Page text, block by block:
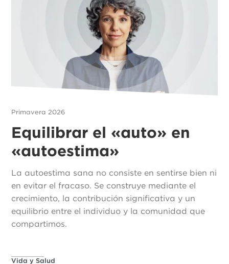
Primavera 2026
Equilibrar el «auto» en
«autoestima»
La autoestima sana no consiste en sentirse bien ni
en evitar el fracaso. Se construye mediante el
crecimiento, la contribución significativa y un
equilibrio entre el individuo y la comunidad que
compartimos.
Vida y Salud